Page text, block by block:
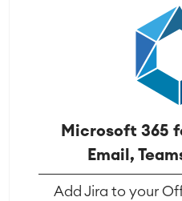
Microsoft 365
Email,
Add Jira to your